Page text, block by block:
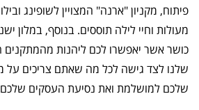
פיתוח, מקניון "ארנה" המצויין לשופינג
מעולות וחיי לילה תוססים. בנוסף, במלון
כושר אשר יאפשרו לכם ליהנות
שלנו לצד גישה לכל מה שאתם צריכים
שלכם למושלמת ואת נסיעת העסקים שלכם